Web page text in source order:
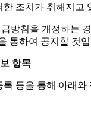
한 조치가 취해지고
방침을 개정하는
통하여 공지할 것
항목
록 등을 통해 아래와